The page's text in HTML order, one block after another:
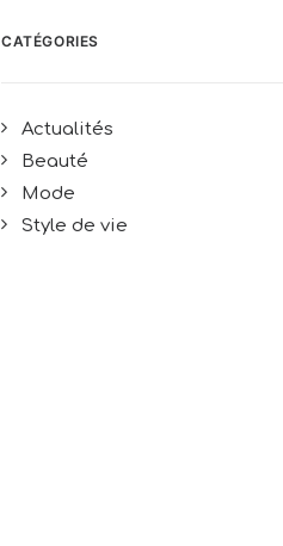
CATÉGORIES
Actualités
Beauté
Mode
Style de vie